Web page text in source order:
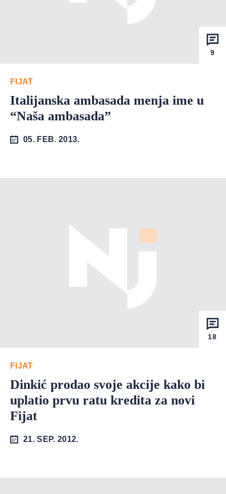
9
FIJAT
Italijanska ambasada menja ime u
“Naša ambasada”
05. FEB. 2013.
18
FIJAT
Dinkić prodao svoje akcije kako bi
uplatio prvu ratu kredita za novi
Fijat
21. SEP. 2012.